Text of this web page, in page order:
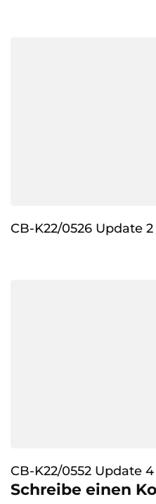
CB-K22/0526 Update 2
CB-K22/0552 Update 4
Schreibe einen